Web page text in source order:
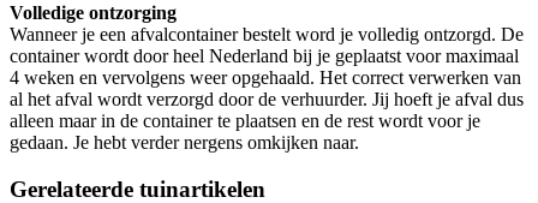
Volledige ontzorging
Wanneer je een afvalcontainer bestelt word je volledig ontzorgd. De
container wordt door heel Nederland bij je geplaatst voor maximaal
4 weken en vervolgens weer opgehaald. Het correct verwerken van
al het afval wordt verzorgd door de verhuurder. Jij hoeft je afval dus
alleen maar in de container te plaatsen en de rest wordt voor je
gedaan. Je hebt verder nergens omkijken naar.
Gerelateerde tuinartikelen